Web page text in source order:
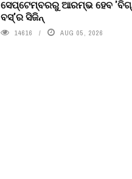
ସେପ୍ଟେମ୍ବରରୁ ଆରମ୍ଭ ହେବ 'ବିଗ୍
ବସ୍'ର ସିଜିନ୍
14616 AUG 05, 2026